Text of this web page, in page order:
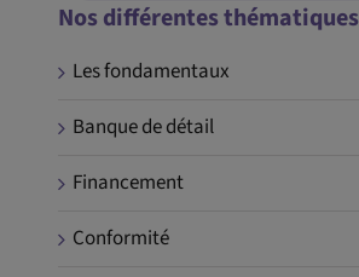
Nos différentes thématiques
Les fondamentaux
Banque de détail
Financement
Conformité